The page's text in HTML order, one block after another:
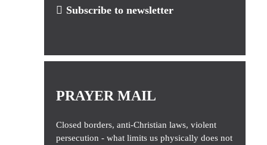
Subscribe to newsletter
PRAYER MAIL
Closed borders, anti-Christian laws, violent
persecution - what limits us physically does not